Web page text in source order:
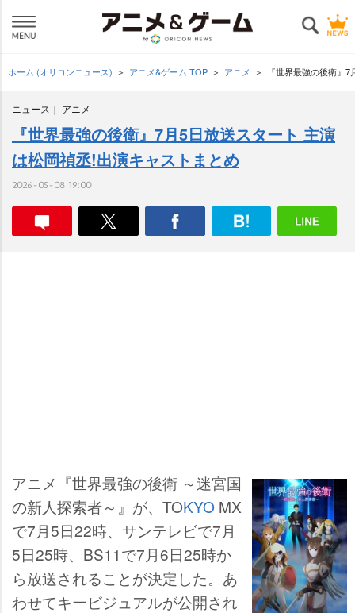
ホーム (オリコンニュース) アニメ&ゲーム TOP アニメ 『世界最強の後衛』
ニュース アニメ
『世界最強の後衛』7月5日放送スタート 主演
は松岡禎丞!出演キャストまとめ
2026-05-08 19:00
アニメ『世界最強の後衛 ～迷宮国
の新人探索者～』が、TOKYO MX
で7月5日22時、サンテレビで7月
5日25時、BS11で7月6日25時か
ら放送されることが決定した。あ
わせてキービジュアルが公開され